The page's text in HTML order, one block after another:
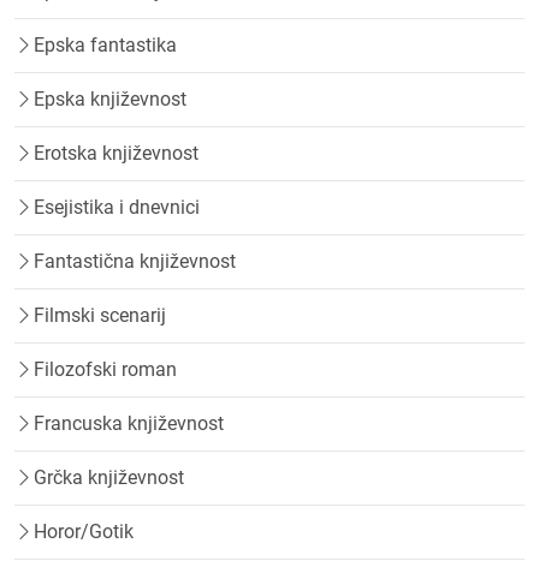
Epska fantastika
Epska književnost
Erotska književnost
Esejistika i dnevnici
Fantastična književnost
Filmski scenarij
Filozofski roman
Francuska književnost
Grčka književnost
Horor/Gotik